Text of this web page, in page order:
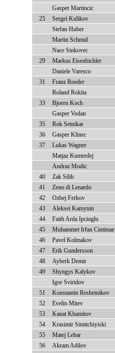
Gasper Martincic
25
Sergei Kulikov
Stefan Huber
Martin Schmid
Nace Sinkovec
29
Markus Eisenbichler
Daniele Varesco
31
Franz Roeder
Roland Rokita
33
Bjoern Koch
Gasper Vodan
35
Rok Setnikar
36
Gasper Klinec
37
Lukas Wagner
Matjaz Kumerdej
Andraz Modic
40
Zak Silih
41
Zeno di Lenardo
42
Ozbej Ferkov
43
Aleksei Kamynin
44
Faith Arda Ipcioglu
45
Muhammet Irfan Cintimar
46
Pavel Kolmakov
47
Erik Gundersson
48
Ayberk Demir
49
Shyngys Kalykov
Igor Sviridov
51
Konstantin Reshetnikov
52
Evelin Mitev
53
Kanat Khamitov
54
Krasimir Simitchiyiski
55
Matej Lebar
56
Akram Adilov